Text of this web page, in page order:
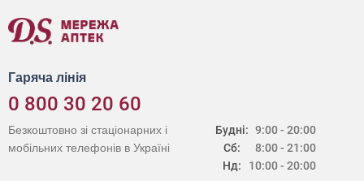
Гаряча лінія
0 800 30 20 60
Будні:
Сб:
Нд:
9:00 - 20:00
8:00 - 21:00
10:00 - 20:00
Безкоштовно зі стаціонарних і
мобільних телефонів в Україні